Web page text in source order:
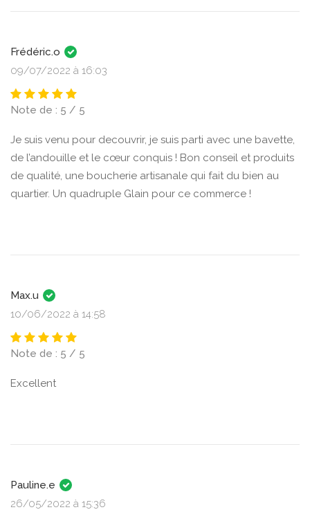
Frédéric.o
09/07/2022 à 16:03
Note de : 5 / 5
Je suis venu pour decouvrir, je suis parti avec une bavette,
de l’andouille et le cœur conquis ! Bon conseil et produits
de qualité, une boucherie artisanale qui fait du bien au
quartier. Un quadruple Glain pour ce commerce !
Max.u
10/06/2022 à 14:58
Note de : 5 / 5
Excellent
Pauline.e
26/05/2022 à 15:36